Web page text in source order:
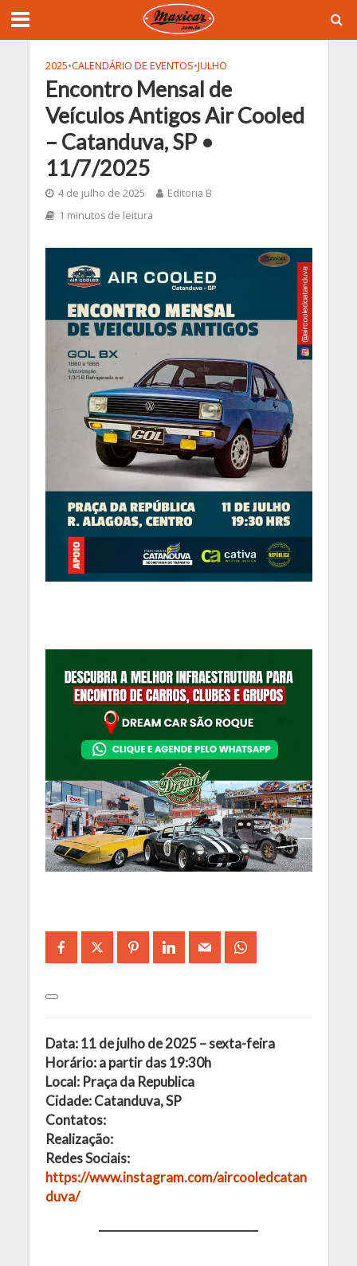
2025•CALENDÁRIO DE EVENTOS•JULHO
Encontro Mensal de
Veículos Antigos Air Cooled
– Catanduva, SP •
11/7/2025
4 de julho de 2025
Editoria B
1 minutos de leitura
Data: 11 de julho de 2025 – sexta-feira
Horário: a partir das 19:30h
Local: Praça da Republica
Cidade: Catanduva, SP
Contatos:
Realização:
Redes Sociais:
https://www.instagram.com/aircooledcatan
duva/